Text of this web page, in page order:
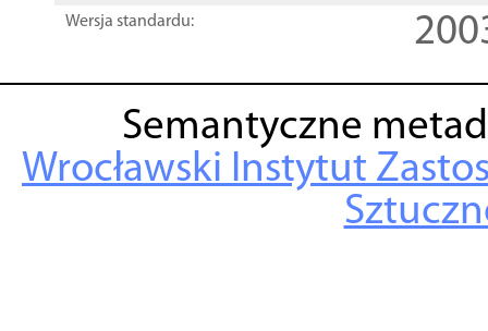
Wersja standardu:
Semantyczne
Wrocławski Instytut